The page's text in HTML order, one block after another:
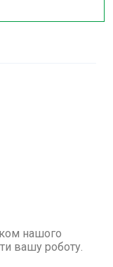
нашого
вашу роботу.